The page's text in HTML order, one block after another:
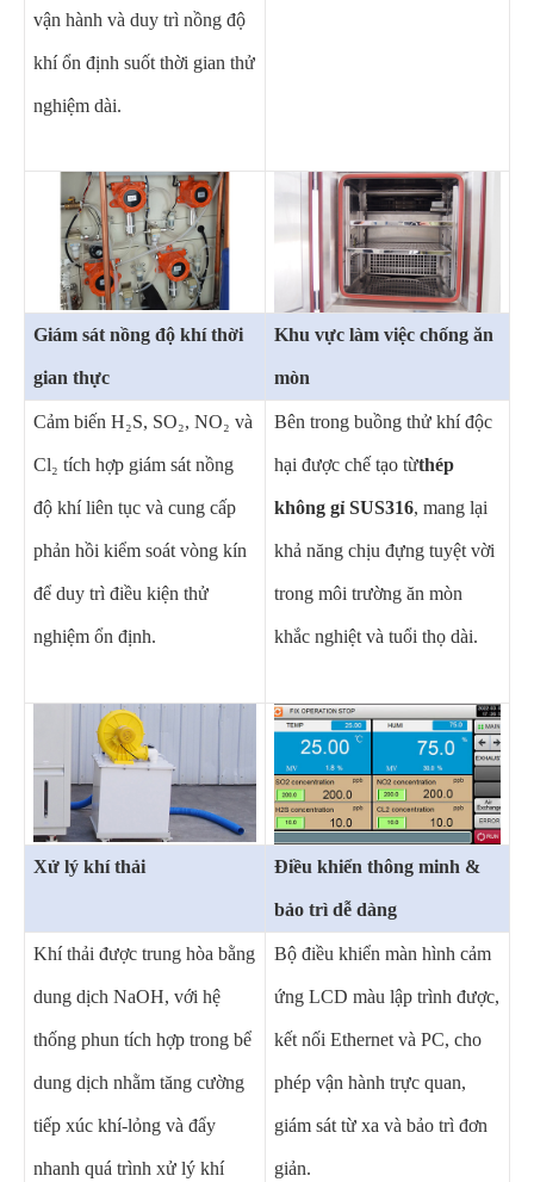
vận hành và duy trì nồng độ
khí ổn định suốt thời gian thử
nghiệm dài.
Giám sát nồng độ khí thời
gian thực
Khu vực làm việc chống ăn
mòn
Cảm biến H₂S, SO₂, NO₂ và
Cl₂ tích hợp giám sát nồng
độ khí liên tục và cung cấp
phản hồi kiểm soát vòng kín
để duy trì điều kiện thử
nghiệm ổn định.
Bên trong buồng thử khí độc
hại được chế tạo từthép
không gỉ SUS316, mang lại
khả năng chịu đựng tuyệt vời
trong môi trường ăn mòn
khắc nghiệt và tuổi thọ dài.
Xử lý khí thải Điều khiển thông minh &
bảo trì dễ dàng
Khí thải được trung hòa bằng
dung dịch NaOH, với hệ
thống phun tích hợp trong bể
dung dịch nhằm tăng cường
tiếp xúc khí-lỏng và đẩy
nhanh quá trình xử lý khí
Bộ điều khiển màn hình cảm
ứng LCD màu lập trình được,
kết nối Ethernet và PC, cho
phép vận hành trực quan,
giám sát từ xa và bảo trì đơn
giản.